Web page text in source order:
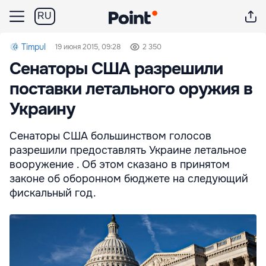
RU
Timpul 19 июня 2015, 09:28 2 350
Сенаторы США разрешили
поставки летального оружия в
Украину
Сенаторы США большинством голосов
разрешили предоставлять Украине летальное
вооружение . Об этом сказано в принятом
законе об оборонном бюджете на следующий
фискальный год.